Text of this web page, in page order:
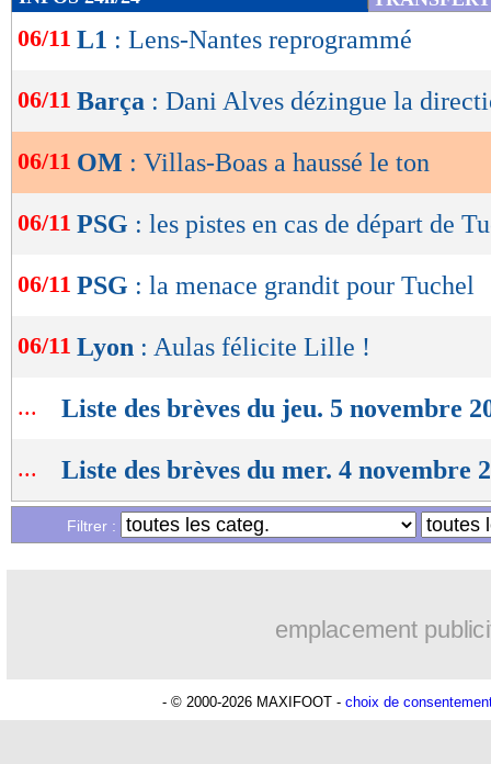
vendredi (21h) à Strasbourg en championnat.
de
lecture
OK
06/11 L1 : Lens-Nantes reprogrammé
06/11 Barça : Dani Alves dézingue la
06/11 OM : Villas-Boas a haussé le ton
06/11 PSG : les pistes en cas de départ de
06/11 PSG : la menace grandit pour Tuchel
06/11 Lyon : Aulas félicite Lille !
... Liste des brèves du jeu. 5 novembre
... Liste des brèves du mer. 4 novembre
Filtrer :
emplacement
- © 2000-2026 MAXIFOOT - choix de